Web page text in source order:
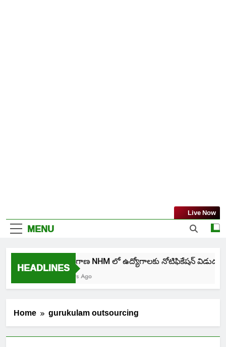
MENU
Live Now
HEADLINESతెలంగాణ NHM లో ఉద్యోగాలకు నోటిఫికేషన్ విడుదల
4 Days Ago
Home gurukulam outsourcing